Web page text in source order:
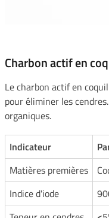
Charbon actif en
Le charbon actif en
pour éliminer les
organiques.
Indicateur
Matières premières
Indice d'iode